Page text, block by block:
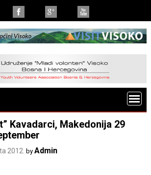
Kavadarci, Makedonija 29
2012. byAdmin